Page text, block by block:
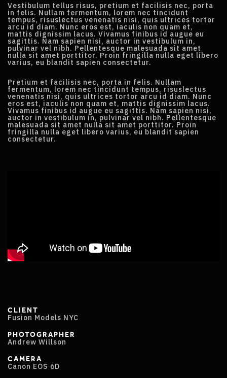
Vestibulum tellus risus, pretium et facilisis nec, porta
in felis. Nullam fermentum, lorem nec tincidunt
tempus, risuslectus venenatis nisi, quis ultrices tortor
arcu id diam. Nunc eros est, iaculis non quam et,
mattis dignissim lacus. Vivamus finibus id augue eu
sagittis. Nam sapien nisi, auctor in vestibulum in,
pulvinar vel nibh. Pellentesque malesuada sit amet
nulla sit amet porttitor. Proin fringilla nulla eget libero
varius, eu blandit sapien consectetur.
Pretium et facilisis nec, porta in felis. Nullam
fermentum, lorem nec tincidunt tempus, risuslectus
venenatis nisi, quis ultrices tortor arcu id diam. Nunc
eros est, iaculis non quam et, mattis dignissim lacus.
Vivamus finibus id augue eu sagittis. Nam sapien nisi,
auctor in vestibulum in, pulvinar vel nibh. Pellentesque
malesuada sit amet nulla sit amet porttitor. Proin
fringilla nulla eget libero varius, eu blandit sapien
consectetur.
CLIENT
Fusion Models NYC
PHOTOGRAPHER
Andrew Willson
CAMERA
Canon EOS 6D